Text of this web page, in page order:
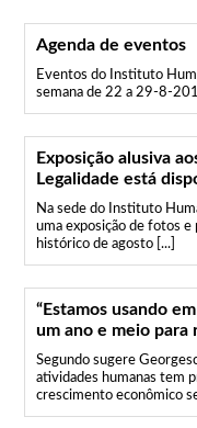
Agenda de eventos
Eventos do Instituto
semana de 22 a 29-8-
Exposição alusiva
Legalidade está
Na sede do Instituto
uma exposição de fotos
histórico de agosto [...]
“Estamos usando
um ano e meio para
Segundo sugere
atividades humanas tem
crescimento econômico